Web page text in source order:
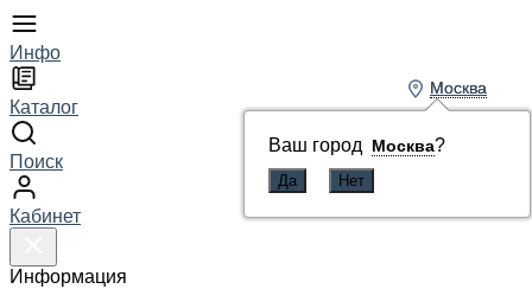
Инфо
Каталог
Поиск
Кабинет
Информация
Москва
Ваш город Москва?
Москва
Ваш город Москва?